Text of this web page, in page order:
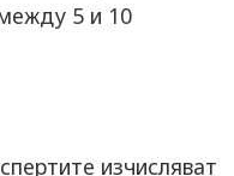
5 и 10
изчисляват